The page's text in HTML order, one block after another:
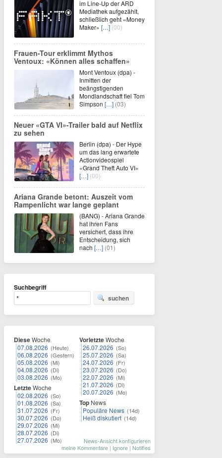
im Line-Up der ARD
Mediathek aufgezählt,
schließlich geht «Money
Maker» […] (00)
Frauen-Tour erklimmt Mythos
Ventoux: «Können alles schaffen»
Mont Ventoux (dpa) -
Inmitten der
beängstigenden
Mondlandschaft fiel Tom
Simpson […] (03)
Neuer «GTA VI»-Trailer bald auf Netflix
zu sehen
Berlin (dpa) - Der Hype
um das lang erwartete
Actionvideospiel
«Grand Theft Auto VI»
[…] (00)
Ariana Grande betont: Auszeit vom
Rampenlicht war lange geplant
(BANG) - Ariana Grande
hat ihren Fans
versichert, dass ihre
Entscheidung, sich
nach […] (01)
Suchbegriff
suchen
DieseWoche
07.08.2026 (Heute)
06.08.2026 (Gestern)
05.08.2026 (Mi)
04.08.2026 (Di)
03.08.2026 (Mo)
LetzteWoche
02.08.2026 (So)
01.08.2026 (Sa)
31.07.2026 (Fr)
30.07.2026 (Do)
29.07.2026 (Mi)
28.07.2026 (Di)
27.07.2026 (Mo)
VorletzteWoche
26.07.2026 (So)
25.07.2026 (Sa)
24.07.2026 (Fr)
23.07.2026 (Do)
22.07.2026 (Mi)
21.07.2026 (Di)
20.07.2026 (Mo)
Top News
Populäre News (14d)
Heiß diskutiert (14d)
News-Ansicht konfigurieren
meine Kommentare | Ignore | Notifies